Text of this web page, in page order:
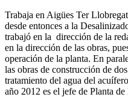
Trabaja en Aigües Ter
desde entonces a la
trabajó en la dirección de la
en la dirección de las obras,
operación de la planta. En
las obras de construcción de
tratamiento del agua del
año 2012 es el jefe de Planta